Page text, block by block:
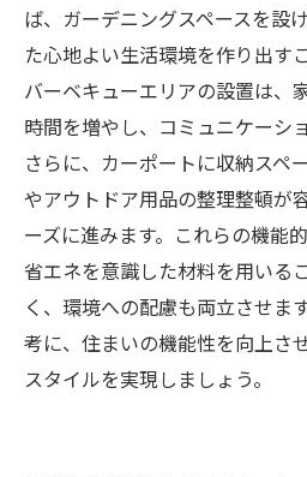
ば、ガーデニングスペースを設
た心地よい生活環境を作り出す
バーベキューエリアの設置は、
時間を増やし、コミュニケーシ
さらに、カーポートに収納スペ
やアウトドア用品の整理整頓が
ーズに進みます。これらの機能
省エネを意識した材料を用いる
く、環境への配慮も両立させま
考に、住まいの機能性を向上さ
スタイルを実現しましょう。